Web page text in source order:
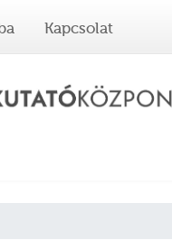
Kapcsolat